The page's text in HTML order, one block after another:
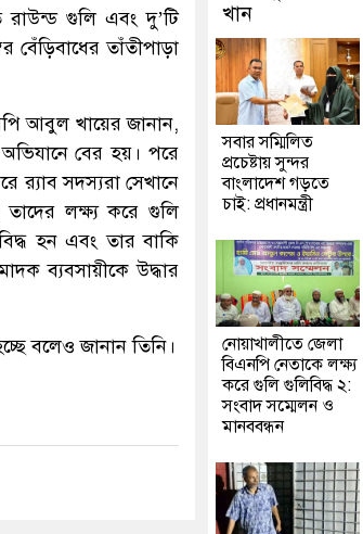
রাউন্ড গুলি এবং দু’টি
বেঁড়িবাধের তাঁতীপাড়া
আবুল খায়ের জানান,
বের হয়। পরে
র‌্যাব সদস্যরা সেখানে
তাদের লক্ষ্য করে গুলি
হন এবং তার বাকি
ব্যবসায়ীকে উদ্ধার
বলেও জানান তিনি।
খান
সবার সম্মিলিত
প্রচেষ্টায় সুন্দর
বাংলাদেশ গড়তে
চাই: প্রধানমন্ত্রী
নোয়াখালীতে জেলা
বিএনপি নেতাকে লক্ষ্য
করে গুলি গুলিবিদ্ধ ২:
সংবাদ সম্মেলন ও
মানববন্ধন